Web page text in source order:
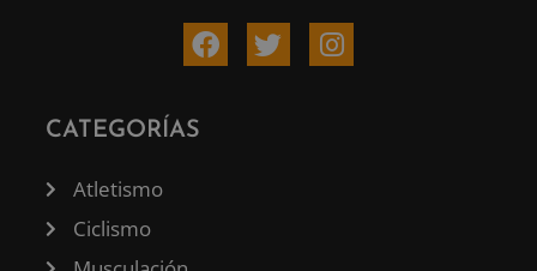
CATEGORÍAS
Atletismo
Ciclismo